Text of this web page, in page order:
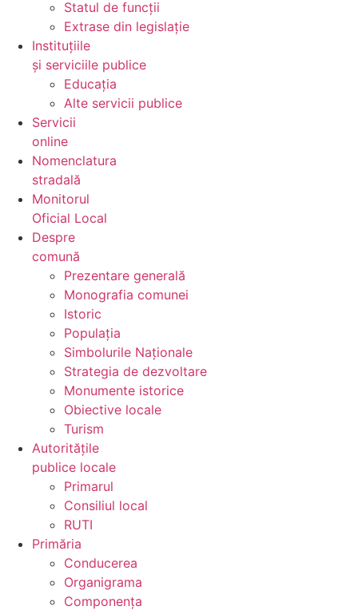
Statul de funcții
Extrase din legislație
Instituțiile
și serviciile publice
Educația
Alte servicii publice
Servicii
online
Nomenclatura
stradală
Monitorul
Oficial Local
Despre
comună
Prezentare generală
Monografia comunei
Istoric
Populația
Simbolurile Naționale
Strategia de dezvoltare
Monumente istorice
Obiective locale
Turism
Autoritățile
publice locale
Primarul
Consiliul local
RUTI
Primăria
Conducerea
Organigrama
Componența